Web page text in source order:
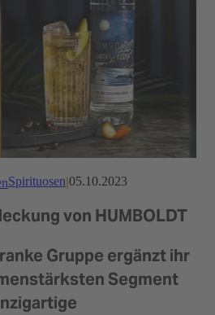
Spirituosen 05.10.2023
von HUMBOLDT
Gruppe ergänzt ihr
Segment